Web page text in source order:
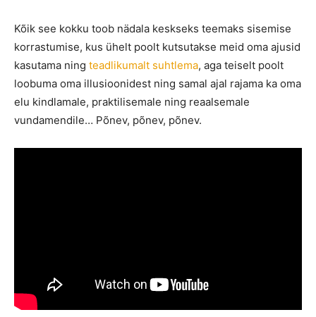
Kõik see kokku toob nädala keskseks teemaks sisemise
korrastumise, kus ühelt poolt kutsutakse meid oma ajusid
kasutama ning teadlikumalt suhtlema, aga teiselt poolt
loobuma oma illusioonidest ning samal ajal rajama ka oma
elu kindlamale, praktilisemale ning reaalsemale
vundamendile… Põnev, põnev, põnev.